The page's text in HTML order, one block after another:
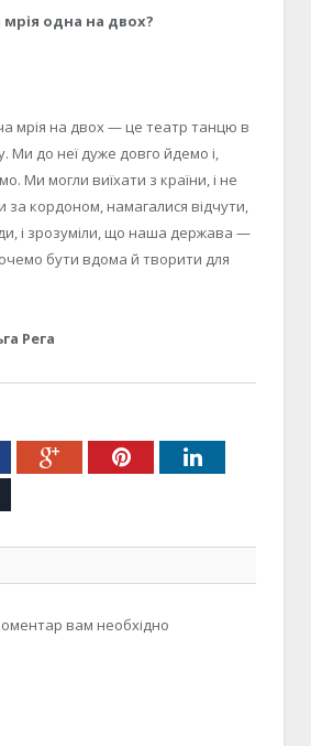
мрія одна на двох?
мрія на двох — це театр танцю в
Ми до неї дуже довго йдемо і,
Ми могли виїхати з країни, і не
кордоном, намагалися відчути,
і зрозуміли, що наша держава —
бути вдома й творити для
Рега
Google+PinterestLinkedIn
вам необхідно